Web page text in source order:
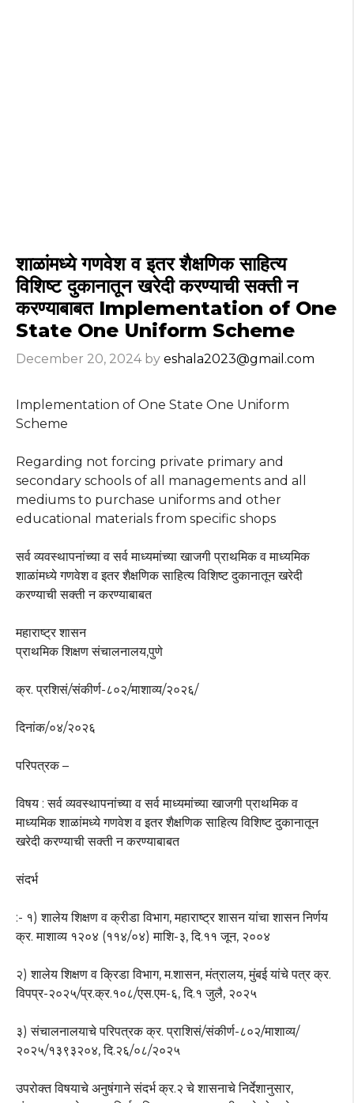
शाळांमध्ये गणवेश व इतर शैक्षणिक साहित्य
विशिष्ट दुकानातून खरेदी करण्याची सक्ती न
करण्याबाबत Implementation of One
State One Uniform Scheme
December 20, 2024 by eshala2023@gmail.com
Implementation of One State One Uniform
Scheme
Regarding not forcing private primary and
secondary schools of all managements and all
mediums to purchase uniforms and other
educational materials from specific shops
सर्व व्यवस्थापनांच्या व सर्व माध्यमांच्या खाजगी प्राथमिक व माध्यमिक
शाळांमध्ये गणवेश व इतर शैक्षणिक साहित्य विशिष्ट दुकानातून खरेदी
करण्याची सक्ती न करण्याबाबत
महाराष्ट्र शासन
प्राथमिक शिक्षण संचालनालय,पुणे
क्र. प्रशिसं/संकीर्ण-८०२/माशाव्य/२०२६/
दिनांक/०४/२०२६
परिपत्रक –
विषय : सर्व व्यवस्थापनांच्या व सर्व माध्यमांच्या खाजगी प्राथमिक व
माध्यमिक शाळांमध्ये गणवेश व इतर शैक्षणिक साहित्य विशिष्ट दुकानातून
खरेदी करण्याची सक्ती न करण्याबाबत
संदर्भ
:- १) शालेय शिक्षण व क्रीडा विभाग, महाराष्ट्र शासन यांचा शासन निर्णय
क्र. माशाव्य १२०४ (११४/०४) माशि-३, दि.११ जून, २००४
२) शालेय शिक्षण व क्रिडा विभाग, म.शासन, मंत्रालय, मुंबई यांचे पत्र क्र.
विपप्र-२०२५/प्र.क्र.१०८/एस.एम-६, दि.१ जुलै, २०२५
३) संचालनालयाचे परिपत्रक क्र. प्राशिसं/संकीर्ण-८०२/माशाव्य/
२०२५/१३९३२०४, दि.२६/०८/२०२५
उपरोक्त विषयाचे अनुषंगाने संदर्भ क्र.२ चे शासनाचे निर्देशानुसार,